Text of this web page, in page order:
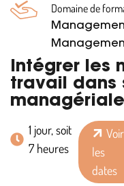
Formations
Particuliers
Entreprises
Qui sommes-nous ?
Actualités
Informations
Domaine de
Intégrer les
travail dans
managériale
1 jour, soit
7 heures
Voir
les
dates